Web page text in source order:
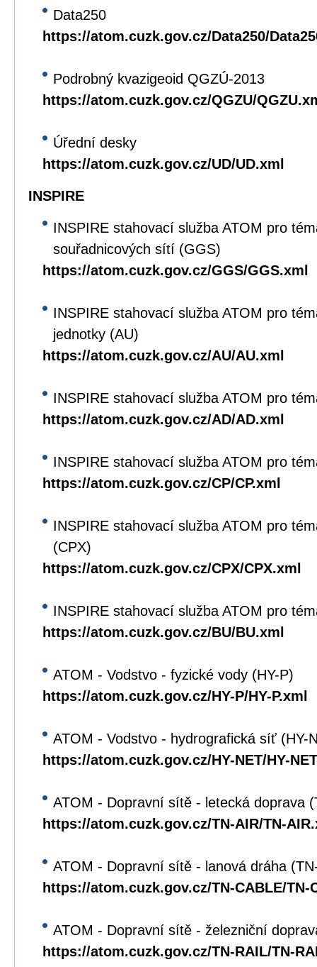
Data250
https://atom.cuzk.gov.cz/Data250/
Podrobný kvazigeoid QGZÚ-2013
https://atom.cuzk.gov.cz/QGZU/
Úřední desky
https://atom.cuzk.gov.cz/UD/UD.xml
INSPIRE
INSPIRE stahovací služba ATOM pro
souřadnicových sítí (GGS)
https://atom.cuzk.gov.cz/GGS/GGS.xml
INSPIRE stahovací služba ATOM pro
jednotky (AU)
https://atom.cuzk.gov.cz/AU/AU.xml
INSPIRE stahovací služba ATOM pro
https://atom.cuzk.gov.cz/AD/AD.xml
INSPIRE stahovací služba ATOM pro
https://atom.cuzk.gov.cz/CP/CP.xml
INSPIRE stahovací služba ATOM pro
(CPX)
https://atom.cuzk.gov.cz/CPX/CPX.xml
INSPIRE stahovací služba ATOM pro
https://atom.cuzk.gov.cz/BU/BU.xml
ATOM - Vodstvo - fyzické vody (HY-P)
https://atom.cuzk.gov.cz/HY-P/HY-P.xml
ATOM - Vodstvo - hydrografická síť (HY-
https://atom.cuzk.gov.cz/HY-NET/HY-
ATOM - Dopravní sítě - letecká doprava
https://atom.cuzk.gov.cz/TN-AIR/TN-
ATOM - Dopravní sítě - lanová dráha
https://atom.cuzk.gov.cz/TN-CABLE/TN-
ATOM - Dopravní sítě - železniční
https://atom.cuzk.gov.cz/TN-RAIL/TN-